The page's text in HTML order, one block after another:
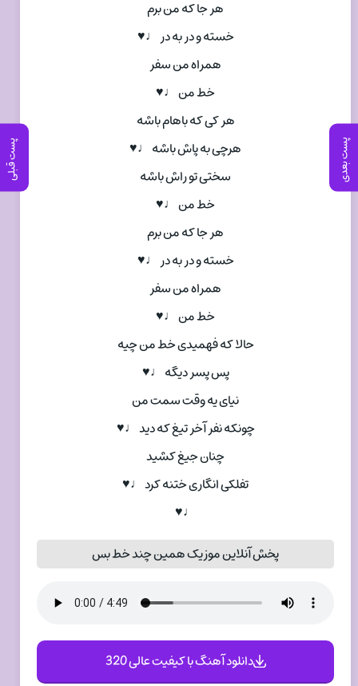
پست بعدی پست قبلی
هر جا که من برم
خسته و در به در ♩♥
همراه من سفر
خط من ♩♥
هر کی که باهام باشه
هرچی به پاش باشه ♩♥
سختی تو راش باشه
خط من ♩♥
هر جا که من برم
خسته و در به در ♩♥
همراه من سفر
خط من ♩♥
حالا که فهمیدی خط من چیه
پس پسر دیگه ♩♥
نیای یه وقت سمت من
چونکه نفر آخر تیغ که دید ♩♥
چنان جیغ کشید
تفلکی انگاری ختنه کرد ♩♥
♩♥
پخش آنلاین موزیک همین چند خط بس
دانلود آهنگ با کیفیت عالی 320